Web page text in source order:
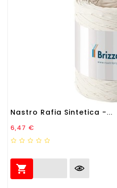
Nastro Rafia Sintetica -...
Prezzo
6,47 €
